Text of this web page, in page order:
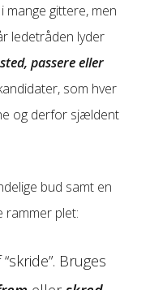
mange gittere, men
ledetråden lyder
passere eller
som hver
og derfor sjældent
bud samt en
rammer plet:
Bruges